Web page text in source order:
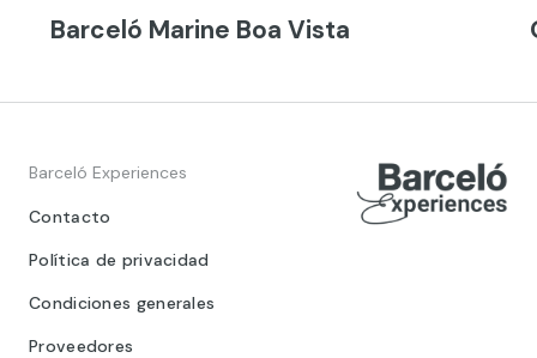
Barceló Marine Boa Vista
Barceló Experiences
Contacto
Política de privacidad
Condiciones generales
Proveedores